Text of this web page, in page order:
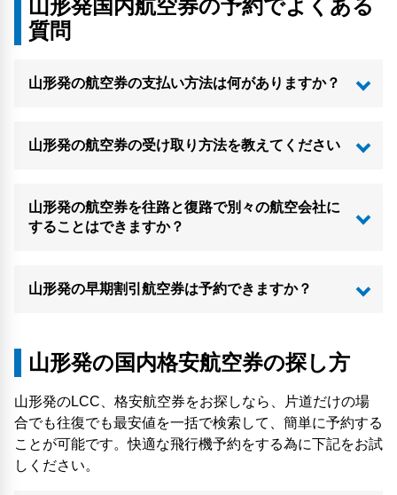
山形発国内航空券の予約でよくある
質問
山形発の航空券の支払い方法は何がありますか？
山形発の航空券の受け取り方法を教えてください
山形発の航空券を往路と復路で別々の航空会社に
することはできますか？
山形発の早期割引航空券は予約できますか？
山形発の国内格安航空券の探し方
山形発のLCC、格安航空券をお探しなら、片道だけの場
合でも往復でも最安値を一括で検索して、簡単に予約する
ことが可能です。快適な飛行機予約をする為に下記をお試
しください。